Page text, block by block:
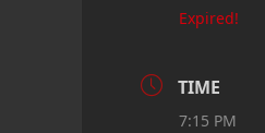
Expired!
TIME
7:15 PM